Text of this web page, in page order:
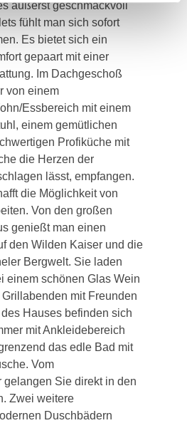
äußerst geschmackvoll
fühlt man sich sofort
Es bietet sich ein
gepaart mit einer
Im Dachgeschoß
von einem
Essbereich mit einem
einem gemütlichen
Profiküche mit
die Herzen der
lässt, empfangen.
die Möglichkeit von
Von den großen
genießt man einen
den Wilden Kaiser und die
Bergwelt. Sie laden
einem schönen Glas Wein
mit Freunden
Hauses befinden sich
mit Ankleidebereich
das edle Bad mit
Vom
gelangen Sie direkt in den
Zwei weitere
Duschbädern